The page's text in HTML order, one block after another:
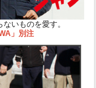
いものを愛す。
」別注